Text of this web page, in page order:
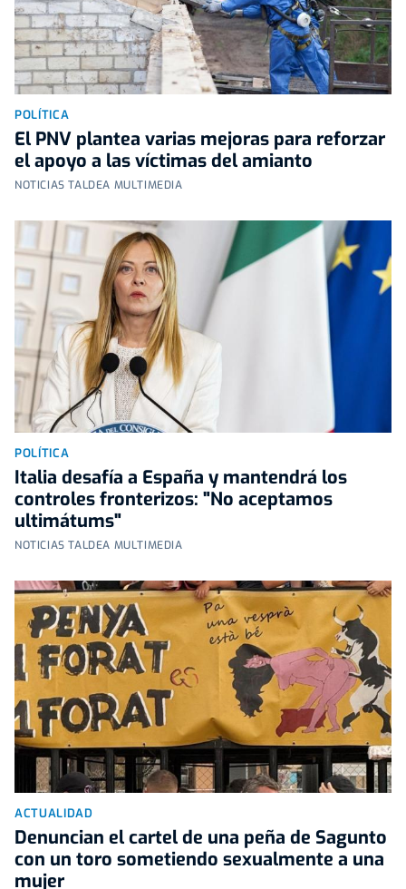
POLÍTICA
El PNV plantea varias mejoras para reforzar
el apoyo a las víctimas del amianto
NOTICIAS TALDEA MULTIMEDIA
POLÍTICA
Italia desafía a España y mantendrá los
controles fronterizos: "No aceptamos
ultimátums"
NOTICIAS TALDEA MULTIMEDIA
ACTUALIDAD
Denuncian el cartel de una peña de Sagunto
con un toro sometiendo sexualmente a una
mujer